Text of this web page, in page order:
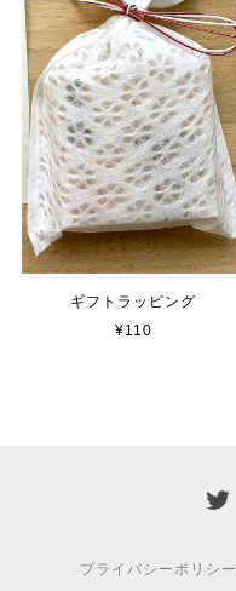
ギフトラッピング
¥110
プライバシーポリシー